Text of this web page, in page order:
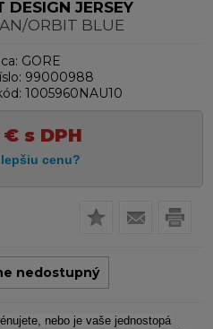
DESIGN JERSEY
ORBIT BLUE
GORE
99000988
1005960NAU10
€s DPH
nedostupný
nebo je vaše jednostopá